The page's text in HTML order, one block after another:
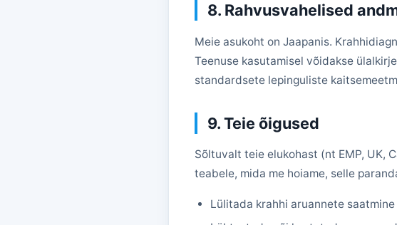
8. Rahvusvahelised
Meie asukoht on Jaapanis.
Teenuse kasutamisel võidakse
standardsete lepinguliste
9. Teie õigused
Sõltuvalt teie elukohast (nt EMP, UK,
teabele, mida me hoiame, selle
Lülitada krahhi aruannete